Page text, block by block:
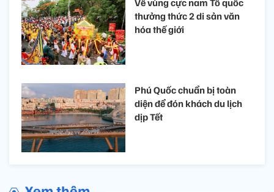
thưởng thức 2 di sản văn
hóa thế giới​
Phú Quốc chuẩn bị toàn
diện để đón khách du lịch
dịp Tết